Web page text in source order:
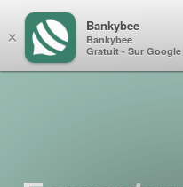
×
Bankybee
Bankybee
Gratuit - Sur Google